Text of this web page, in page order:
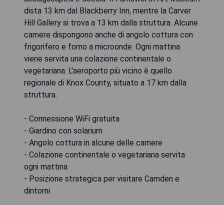
dista 13 km dal Blackberry Inn, mentre la Carver
Hill Gallery si trova a 13 km dalla struttura. Alcune
camere dispongono anche di angolo cottura con
frigorifero e forno a microonde. Ogni mattina
viene servita una colazione continentale o
vegetariana. L'aeroporto più vicino è quello
regionale di Knox County, situato a 17 km dalla
struttura.
- Connessione WiFi gratuita
- Giardino con solarium
- Angolo cottura in alcune delle camere
- Colazione continentale o vegetariana servita
ogni mattina
- Posizione strategica per visitare Camden e
dintorni